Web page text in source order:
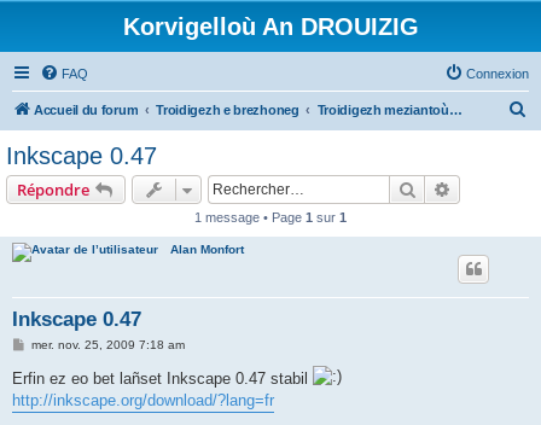
Korvigelloù An DROUIZIG
FAQ Connexion
Accueil du forum Troidigezh e brezhoneg Troidigezh meziantoù all (frank a wirioù evit an darn vrasañ anezho)
Inkscape 0.47
Répondre Rechercher
1 message • Page 1 sur 1
Alan Monfort
Inkscape 0.47
M
s
s
a
g
mer. nov. 25, 2009 7:18 am
Erfin ez eo bet lañset Inkscape 0.47 stabil
http://inkscape.org/download/?lang=fr